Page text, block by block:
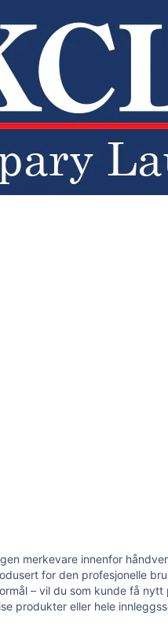
merkevare innenfor
for den profesjonelle
– vil du som kunde få
produkter eller hele